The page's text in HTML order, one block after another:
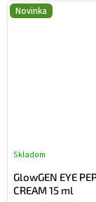
Novinka
GlowGEN EYE
CREAM 15 ml
Skladom